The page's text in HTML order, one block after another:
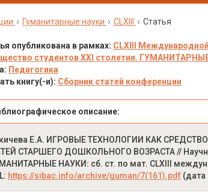
Гуманитарные науки CLXIII Статья
опубликована в рамках: CLXIII
студентов XXI столетия.
Педагогика
книгу(-и): Сборник статей конференции
описание:
Е.А. ИГРОВЫЕ ТЕХНОЛОГИИ КАК
СТАРШЕГО ДОШКОЛЬНОГО ВОЗРАСТА //
НАУКИ: сб. ст. по мат. CLXIII
https://sibac.info/archive/guman/7(161).pdf(дата